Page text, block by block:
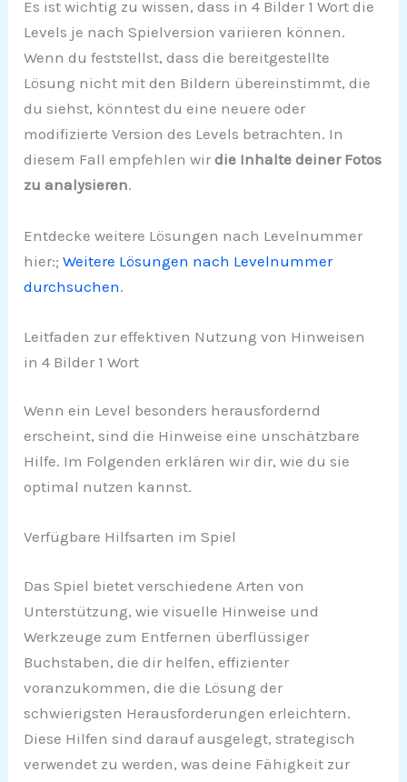
Es ist wichtig zu wissen, dass in 4 Bilder 1 Wort die
Levels je nach Spielversion variieren können.
Wenn du feststellst, dass die bereitgestellte
Lösung nicht mit den Bildern übereinstimmt, die
du siehst, könntest du eine neuere oder
modifizierte Version des Levels betrachten. In
diesem Fall empfehlen wirdie Inhalte deiner Fotos
zu analysieren.
Entdecke weitere Lösungen nach Levelnummer
hier:;Weitere Lösungen nach Levelnummer
durchsuchen.
Leitfaden zur effektiven Nutzung von Hinweisen
in 4 Bilder 1 Wort
Wenn ein Level besonders herausfordernd
erscheint, sind die Hinweise eine unschätzbare
Hilfe. Im Folgenden erklären wir dir, wie du sie
optimal nutzen kannst.
Verfügbare Hilfsarten im Spiel
Das Spiel bietet verschiedene Arten von
Unterstützung, wie visuelle Hinweise und
Werkzeuge zum Entfernen überflüssiger
Buchstaben, die dir helfen, effizienter
voranzukommen, die die Lösung der
schwierigsten Herausforderungen erleichtern.
Diese Hilfen sind darauf ausgelegt, strategisch
verwendet zu werden, was deine Fähigkeit zur